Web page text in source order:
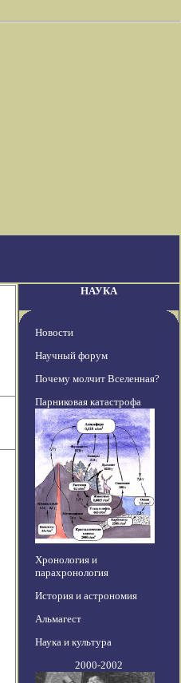
НАУКА
Новости
Научный форум
Почему молчит Вселенная?
Парниковая катастрофа
Хронология и
парахронология
История и астрономия
Альмагест
Наука и культура
2000-2002